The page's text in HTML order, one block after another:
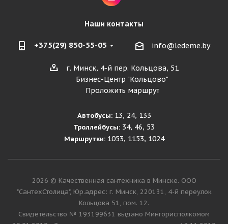
Наши контакты
+375(29) 850-55-05 info@ledeme.by
г. Минск, 4-й пер. Кольцова, 51
Бизнес-Центр "Кольцово"
Проложить маршрут
Автобусы:13, 24, 133
Троллейбусы: 34, 46, 53
Маршрутки:1053, 1153, 1024
2026 © Качественная сантехника в Минске. ООО
"СантехСтолица", Юр.адрес: г. Минск, 220131, 4-й переулок
Кольцова 51, пом. 12.
Cвидетельство № 193199631 выдано Мингорисполкомом